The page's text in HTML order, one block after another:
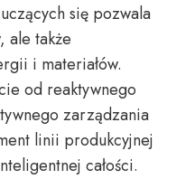
się pozwala
ale także
i materiałów.
od reaktywnego
zarządzania
linii produkcyjnej
całości.